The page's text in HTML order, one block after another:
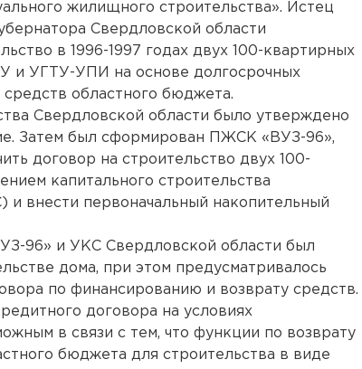
жилищного строительства». Истец
Свердловской области
в 1996-1997 годах двух 100-квартирных
и УГТУ-УПИ на основе долгосрочных
областного бюджета.
Свердловской области было утверждено
Затем был сформирован ПЖСК «ВУЗ-96»,
договор на строительство двух 100-
капитального строительства
внести первоначальный накопительный
96» и УКС Свердловской области был
дома, при этом предусматривалось
по финансированию и возврату средств.
договора на условиях
в связи с тем, что функции по возврату
бюджета для строительства в виде